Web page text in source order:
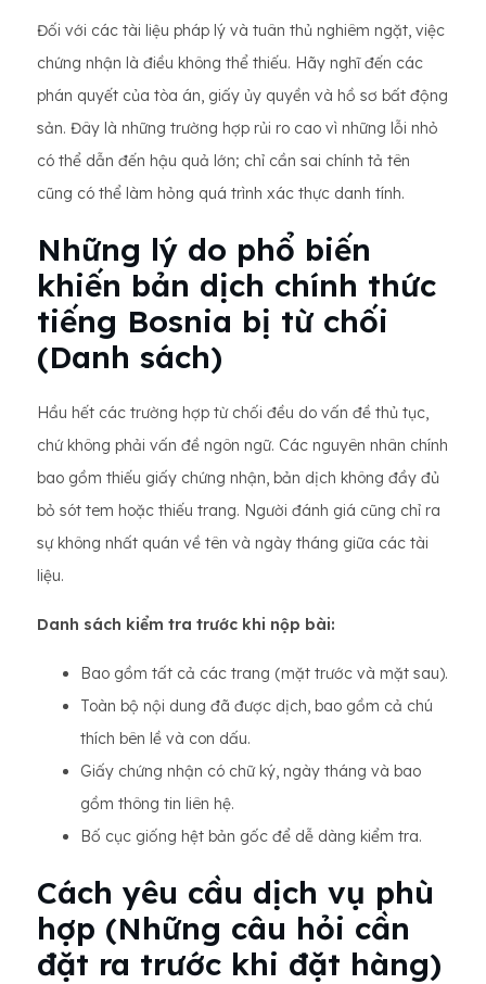
Đối với các tài liệu pháp lý và tuân thủ nghiêm ngặt, việc
chứng nhận là điều không thể thiếu. Hãy nghĩ đến các
phán quyết của tòa án, giấy ủy quyền và hồ sơ bất động
sản. Đây là những trường hợp rủi ro cao vì những lỗi nhỏ
có thể dẫn đến hậu quả lớn; chỉ cần sai chính tả tên
cũng có thể làm hỏng quá trình xác thực danh tính.
Những lý do phổ biến
khiến bản dịch chính thức
tiếng Bosnia bị từ chối
(Danh sách)
Hầu hết các trường hợp từ chối đều do vấn đề thủ tục,
chứ không phải vấn đề ngôn ngữ. Các nguyên nhân chính
bao gồm thiếu giấy chứng nhận, bản dịch không đầy đủ
bỏ sót tem hoặc thiếu trang. Người đánh giá cũng chỉ ra
sự không nhất quán về tên và ngày tháng giữa các tài
liệu.
Danh sách kiểm tra trước khi nộp bài:
Bao gồm tất cả các trang (mặt trước và mặt sau).
Toàn bộ nội dung đã được dịch, bao gồm cả chú
thích bên lề và con dấu.
Giấy chứng nhận có chữ ký, ngày tháng và bao
gồm thông tin liên hệ.
Bố cục giống hệt bản gốc để dễ dàng kiểm tra.
Cách yêu cầu dịch vụ phù
hợp (Những câu hỏi cần
đặt ra trước khi đặt hàng)